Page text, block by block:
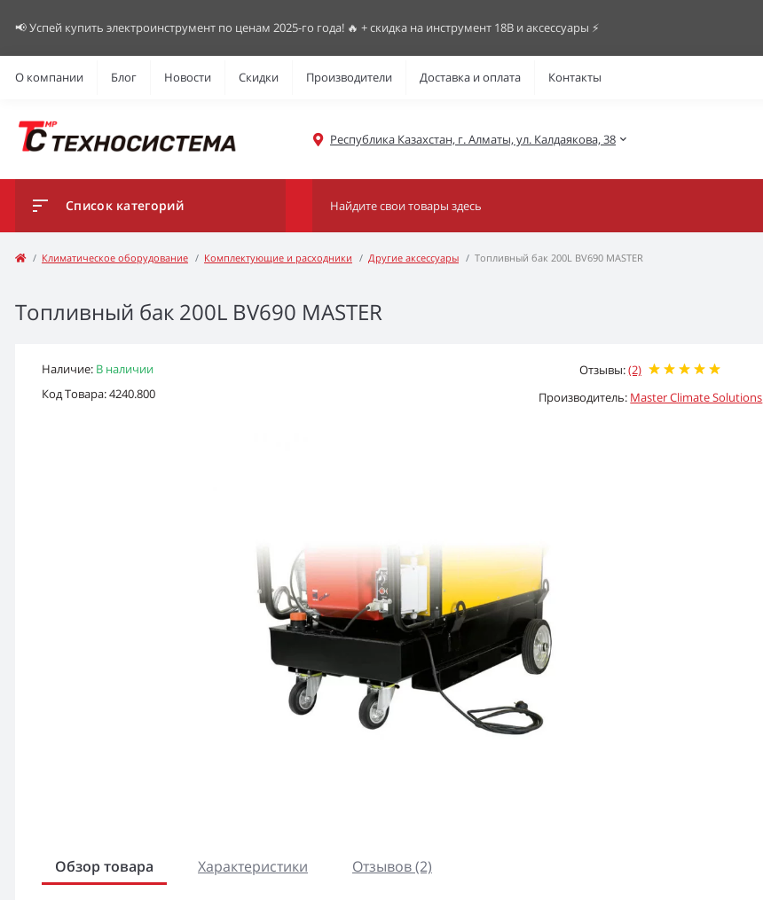
📢 Успей купить электроинструмент по ценам 2025-го года! 🔥 + скидка на инструмент 18В и аксессуары ⚡️
О компании Блог Новости Скидки Производители Доставка и оплата Контакты
Республика Казахстан, г. Алматы, ул. Калдаякова, 38
Список категорий
Климатическое оборудование Комплектующие и расходники Другие аксессуары Топливный бак 200L BV690 MASTER
Топливный бак 200L BV690 MASTER
Наличие: В наличии
Код Товара: 4240.800
Отзывы:(2)
Производитель: Master Climate Solutions
Обзор товара Характеристики Отзывов (2)